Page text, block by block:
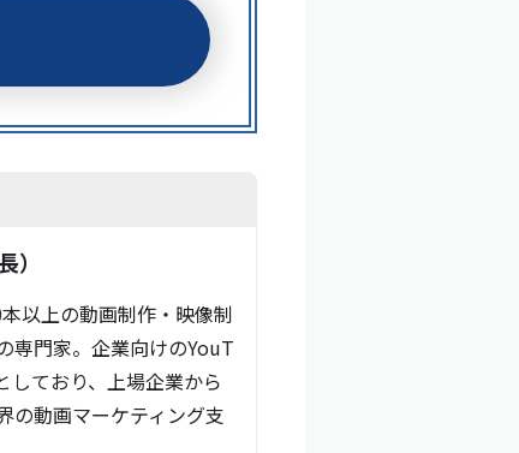
）
以上の動画制作・映像制
専門家。企業向けのYouT
ており、上場企業から
の動画マーケティング支